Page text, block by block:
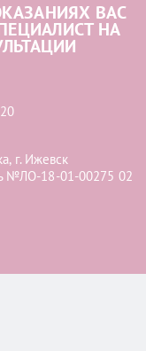
ВАС
НА
г. Ижевск
№ЛО-18-01-00275 02